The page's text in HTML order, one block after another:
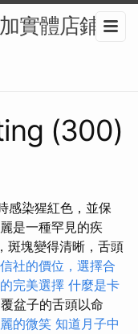
實體店鋪曝
(300)
感染猩紅色，並保
是一種罕見的疾
斑塊變得清晰，舌頭
社的價位，選擇合
完美選擇 什麼是卡
盆子的舌頭以命
的微笑 知道月子中